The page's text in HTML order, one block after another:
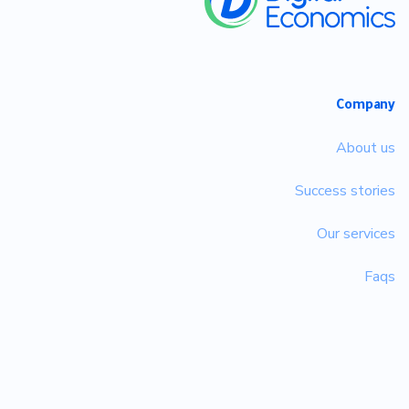
Company
About us
Success stories
Our services
Faqs